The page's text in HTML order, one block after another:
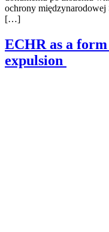
ochrony
[…]
ECHR as a
expulsion